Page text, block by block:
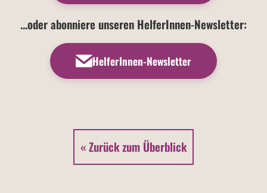
...oder abonniere unseren HelferInnen-Newsletter:
HelferInnen-Newsletter
« Zurück zum Überblick